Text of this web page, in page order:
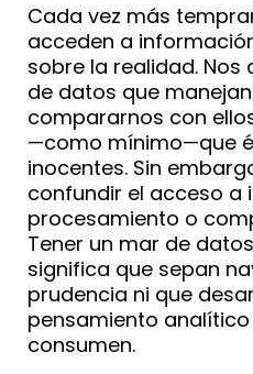
Cada vez más
acceden a
sobre la realidad.
de datos que
compararnos con
—como mínimo—que
inocentes. Sin
confundir el acceso a
procesamiento o
Tener un mar de
significa que sepan
prudencia ni que
pensamiento
consumen.